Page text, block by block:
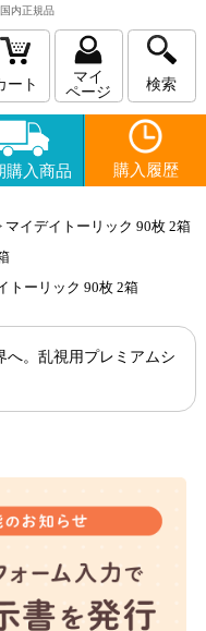
内正規品
ート
マイ
ページ
検索
購入商品 購入履歴
マイデイトーリック 90枚 2箱
トーリック 90枚 2箱
へ。乱視用プレミアムシ